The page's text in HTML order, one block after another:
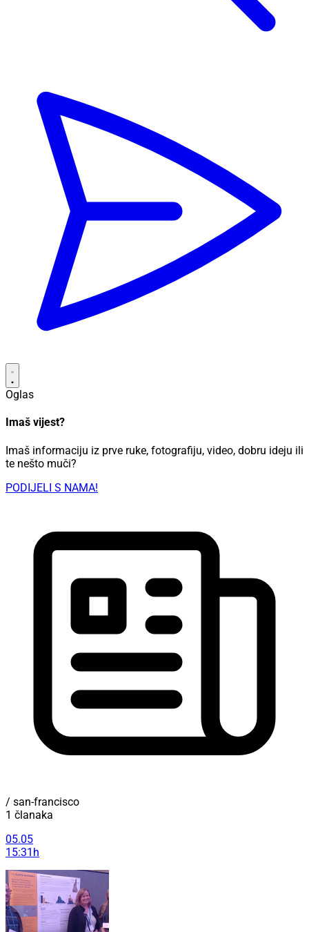
Oglas
Imaš vijest?
Imaš informaciju iz prve ruke, fotografiju, video, dobru ideju ili
te nešto muči?
PODIJELI S NAMA!
/ san-francisco
1 članaka
05.05
15:31h